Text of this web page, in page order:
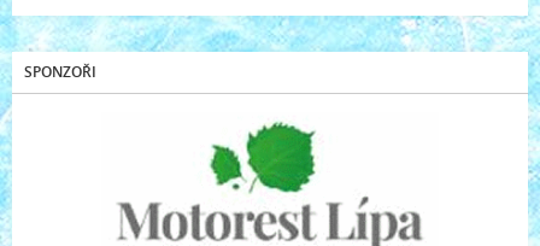
SPONZOŘI